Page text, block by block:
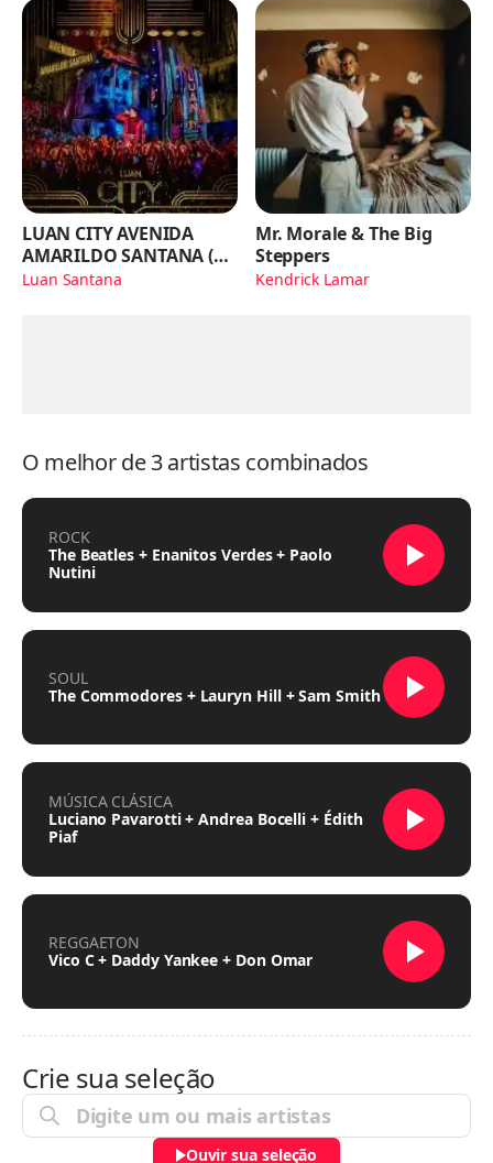
LUAN CITY AVENIDA
AMARILDO SANTANA (Ao
Vivo)
Luan Santana
Mr. Morale & The Big
Steppers
Kendrick Lamar
O melhor de 3 artistas combinados
ROCK
The Beatles + Enanitos Verdes + Paolo
Nutini
SOUL
The Commodores + Lauryn Hill + Sam Smith
MÚSICA CLÁSICA
Luciano Pavarotti + Andrea Bocelli + Édith
Piaf
REGGAETON
Vico C + Daddy Yankee + Don Omar
Crie sua seleção
Ouvir sua seleção